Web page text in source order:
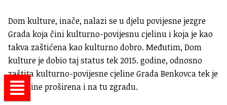
Dom kulture, inače, nalazi se u djelu povijesne jezgre
Grada koja čini kulturno-povijesnu cjelinu i koja je kao
takva zaštićena kao kulturno dobro. Međutim, Dom
kulture je dobio taj status tek 2015. godine, odnosno
zaštita kulturno-povijesne cjeline Grada Benkovca tek je
te godine proširena i na tu zgradu.